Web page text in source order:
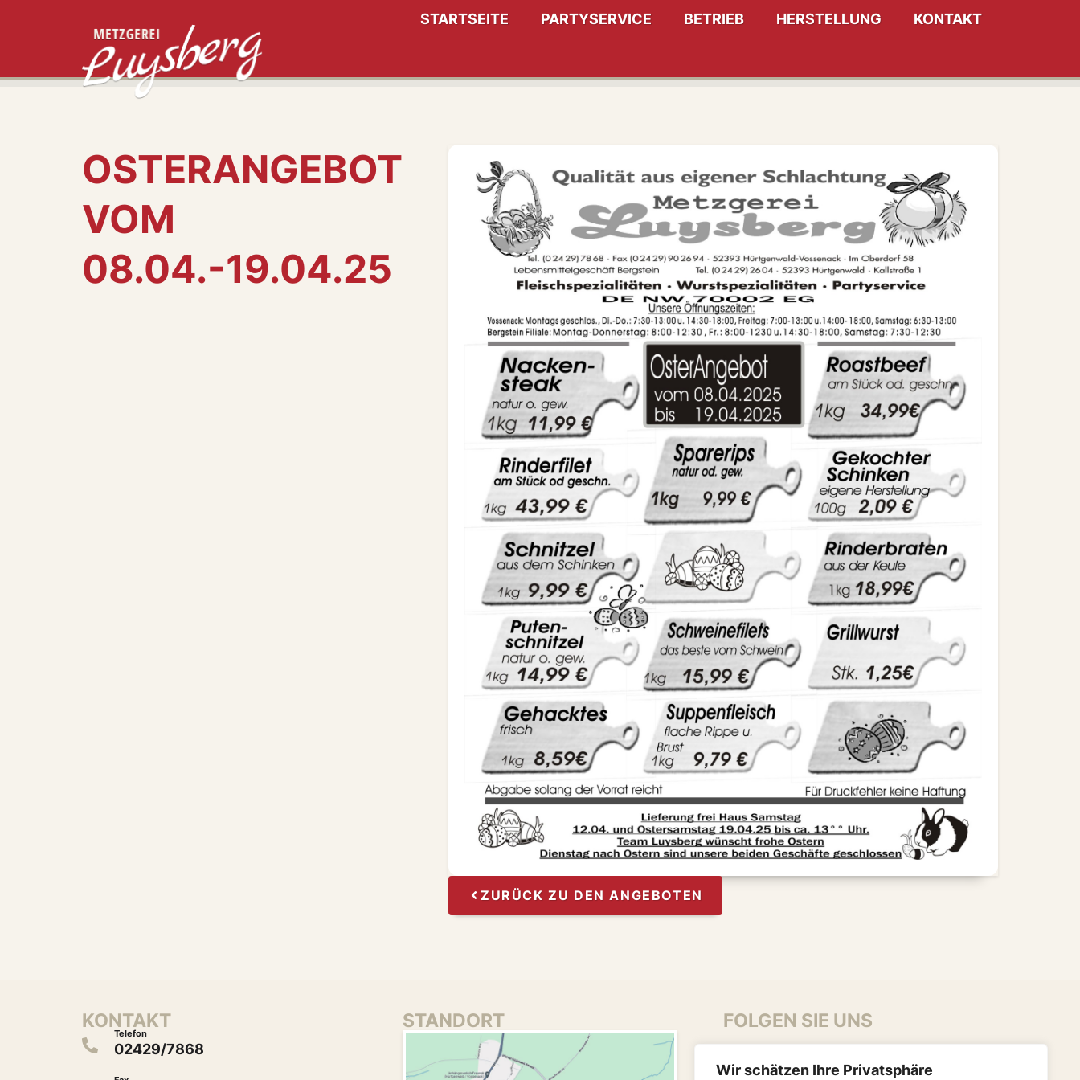
Wir schätzen Ihre Privatsphäre
STARTSEITE PARTYSERVICE BETRIEB HERSTELLUNG KONTAKT
OSTERANGEBOT
VOM
08.04.-19.04.25
ZURÜCK ZU DEN ANGEBOTEN
KONTAKT
Telefon
02429/7868
STANDORT FOLGEN SIE UNS